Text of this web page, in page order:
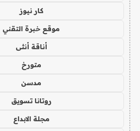
كار نيوز
موقع خبرة التقني
أناقة أنثى
متورخ
مدسن
روتانا تسويق
مجلة الابداع